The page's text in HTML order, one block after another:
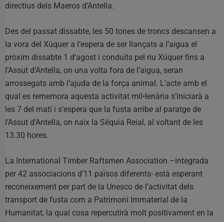
directius dels Maeros d’Antella.
Des del passat dissabte, les 50 tones de troncs descansen a
la vora del Xúquer a l’espera de ser llançats a l’aigua el
pròxim dissabte 1 d’agost i conduïts pel riu Xúquer fins a
l’Assut d’Antella, on una volta fora de l’aigua, seran
arrossegats amb l’ajuda de la força animal. L’acte amb el
qual es rememora aquesta activitat mil•lenària s’iniciarà a
les 7 del matí i s’espera que la fusta arribe al paratge de
l’Assut d’Antella, on naix la Séquia Reial, al voltant de les
13.30 hores.
La International Timber Raftsmen Association –integrada
per 42 associacions d’11 països diferents- està esperant
reconeixement per part de la Unesco de l’activitat dels
transport de fusta com a Patrimoni Immaterial de la
Humanitat, la qual cosa repercutirà molt positivament en la